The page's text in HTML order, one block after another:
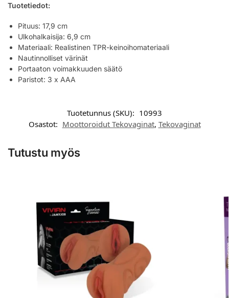
Tuotetiedot:
Pituus: 17,9 cm
Ulkohalkaisija: 6,9 cm
Materiaali: Realistinen TPR-keinoihomateriaali
Nautinnolliset värinät
Portaaton voimakkuuden säätö
Paristot: 3 x AAA
Tuotetunnus (SKU): 10993
Osastot: Moottoroidut Tekovaginat, Tekovaginat
Tutustu myös